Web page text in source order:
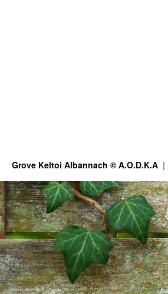
Grove Keltoi Albannach © A.O.D.K.A